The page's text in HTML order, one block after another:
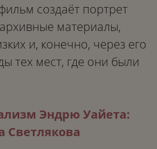
создаёт портрет
материалы,
и, конечно, через его
тех мест, где они были
Эндрю Уайета:
Светлякова